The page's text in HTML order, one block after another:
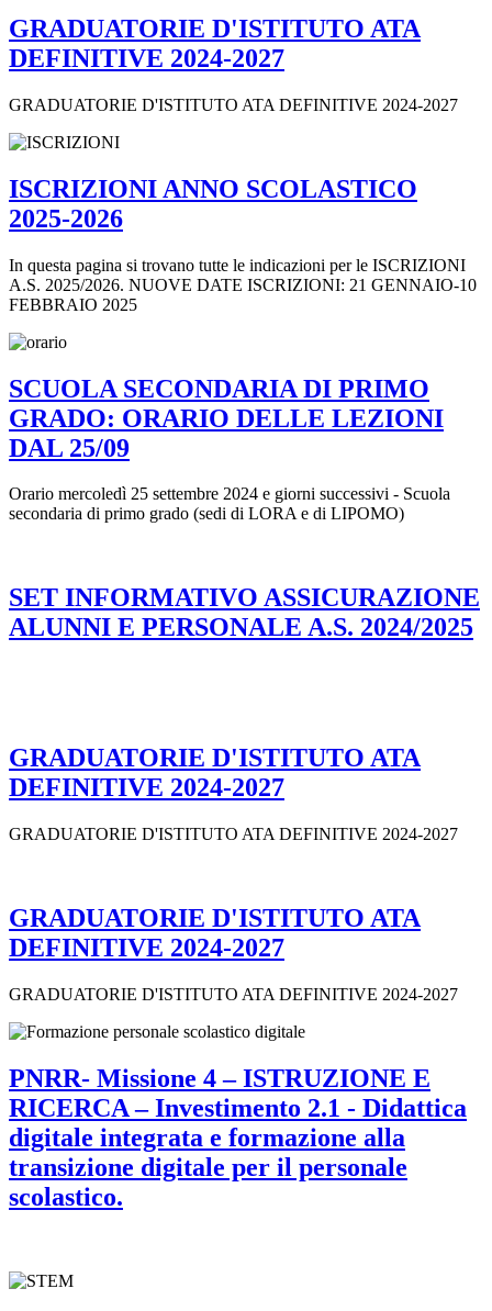
GRADUATORIE D'ISTITUTO ATA
DEFINITIVE 2024-2027
GRADUATORIE D'ISTITUTO ATA DEFINITIVE 2024-2027
ISCRIZIONI ANNO SCOLASTICO
2025-2026
In questa pagina si trovano tutte le indicazioni per le ISCRIZIONI
A.S. 2025/2026. NUOVE DATE ISCRIZIONI: 21 GENNAIO-10
FEBBRAIO 2025
SCUOLA SECONDARIA DI PRIMO
GRADO: ORARIO DELLE LEZIONI
DAL 25/09
Orario mercoledì 25 settembre 2024 e giorni successivi - Scuola
secondaria di primo grado (sedi di LORA e di LIPOMO)
SET INFORMATIVO ASSICURAZIONE
ALUNNI E PERSONALE A.S. 2024/2025
GRADUATORIE D'ISTITUTO ATA
DEFINITIVE 2024-2027
GRADUATORIE D'ISTITUTO ATA DEFINITIVE 2024-2027
GRADUATORIE D'ISTITUTO ATA
DEFINITIVE 2024-2027
GRADUATORIE D'ISTITUTO ATA DEFINITIVE 2024-2027
PNRR- Missione 4 – ISTRUZIONE E
RICERCA – Investimento 2.1 - Didattica
digitale integrata e formazione alla
transizione digitale per il personale
scolastico.